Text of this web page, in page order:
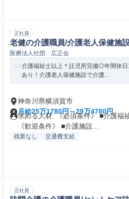
正社員
老健の介護職員/介護老人保健施
医療法人社団 広正会
介護福祉士以上＊託児所完備◎年間休
あり！介護老人保健施設で介護...
神奈川県横須賀市
月給25万1780円～29万4780円
求める人材: 《必須条件》 ■介護福
《歓迎条件》 ■介護施設...
残業なし 交通費支給
正社員